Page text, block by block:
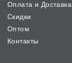
Оплата и Доставка
Скидки
Оптом
Контакты